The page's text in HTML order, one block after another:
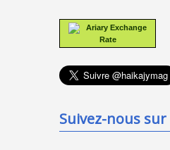
Ariary Exchange
Rate
Suivez-nous sur